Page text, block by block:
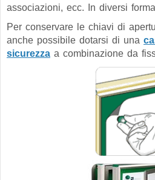
associazioni, ecc. In diversi
Per conservare le chiavi di
anche possibile dotarsi di una
sicurezza a combinazione da